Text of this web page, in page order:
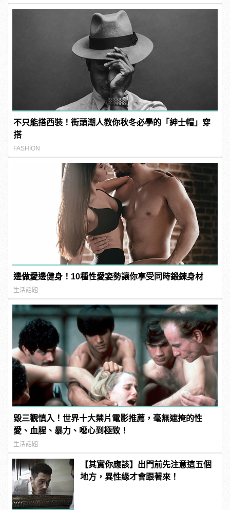
不只能搭西裝！街頭潮人教你秋冬必學的「紳士帽」穿
搭
FASHION
邊做愛邊健身！10種性愛姿勢讓你享受同時鍛鍊身材
生活話題
毀三觀慎入！世界十大禁片電影推薦，毫無遮掩的性
愛、血腥、暴力、噁心到極致！
生活話題
【其實你應該】出門前先注意這五個
地方，異性緣才會跟著來！